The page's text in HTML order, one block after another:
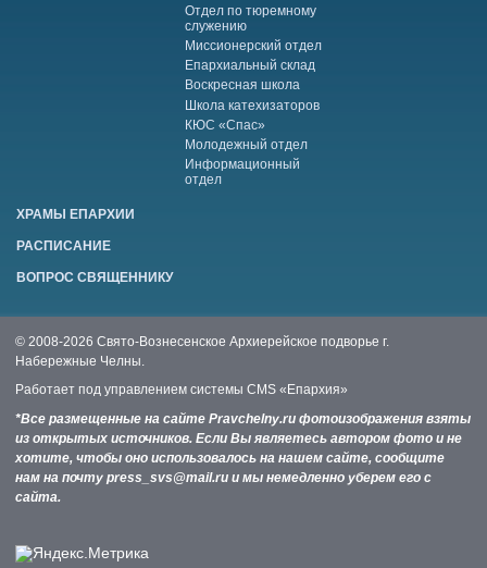
Отдел по тюремному
служению
Миссионерский отдел
Епархиальный склад
Воскресная школа
Школа катехизаторов
КЮС «Спас»
Молодежный отдел
Информационный
отдел
ХРАМЫ ЕПАРХИИ
РАСПИСАНИЕ
ВОПРОС СВЯЩЕННИКУ
© 2008-2026 Свято-Вознесенское Архиерейское подворье г.
Набережные Челны.
Работает под управлением системы CMS «Епархия»
*Все размещенные на сайте Pravchelny.ru фотоизображения взяты
из открытых источников. Если Вы являетесь автором фото и не
хотите, чтобы оно использовалось на нашем сайте, сообщите
нам на почту press_svs@mail.ru и мы немедленно уберем его с
сайта.